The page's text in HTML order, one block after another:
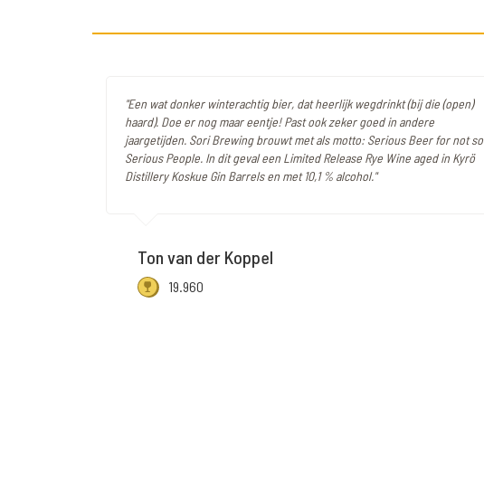
"Een wat donker winterachtig bier, dat heerlijk wegdrinkt (bij die (open)
haard). Doe er nog maar eentje! Past ook zeker goed in andere
jaargetijden. Sori Brewing brouwt met als motto: Serious Beer for not so
Serious People. In dit geval een Limited Release Rye Wine aged in Kyrö
Distillery Koskue Gin Barrels en met 10,1 % alcohol."
Ton van der Koppel
19.960